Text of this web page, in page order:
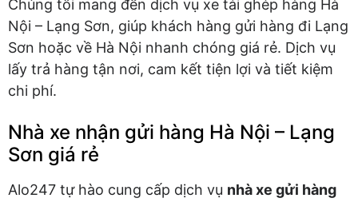
Chúng tôi mang đến dịch vụ xe tải ghép hàng Hà
Nội – Lạng Sơn, giúp khách hàng gửi hàng đi Lạng
Sơn hoặc về Hà Nội nhanh chóng giá rẻ. Dịch vụ
lấy trả hàng tận nơi, cam kết tiện lợi và tiết kiệm
chi phí.
Nhà xe nhận gửi hàng Hà Nội – Lạng
Sơn giá rẻ
Alo247 tự hào cung cấp dịch vụ nhà xe gửi hàng